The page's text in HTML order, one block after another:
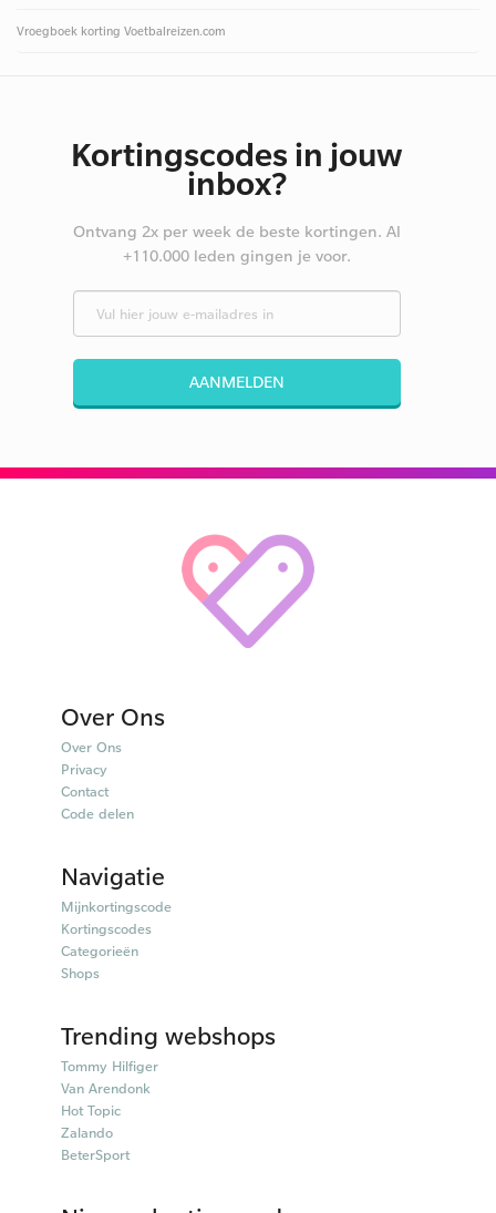
Vroegboek korting Voetbalreizen.com
Kortingscodes in jouw
inbox?
Ontvang 2x per week de beste kortingen. Al
+110.000 leden gingen je voor.
AANMELDEN
Over Ons
Over Ons
Privacy
Contact
Code delen
Navigatie
Mijnkortingscode
Kortingscodes
Categorieën
Shops
Trending webshops
Tommy Hilfiger
Van Arendonk
Hot Topic
Zalando
BeterSport